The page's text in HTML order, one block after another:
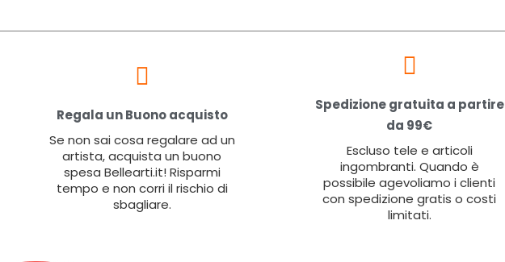
Regala un Buono acquisto
Se non sai cosa regalare ad un
artista, acquista un buono
spesa Bellearti.it! Risparmi
tempo e non corri il rischio di
sbagliare.
Spedizione gratuita a partire
da 99€
Escluso tele e articoli
ingombranti. Quando è
possibile agevoliamo i clienti
con spedizione gratis o costi
limitati.